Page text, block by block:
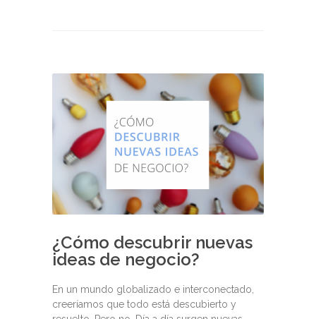
¿Cómo descubrir nuevas
ideas de negocio?
En un mundo globalizado e interconectado,
creeríamos que todo está descubierto y